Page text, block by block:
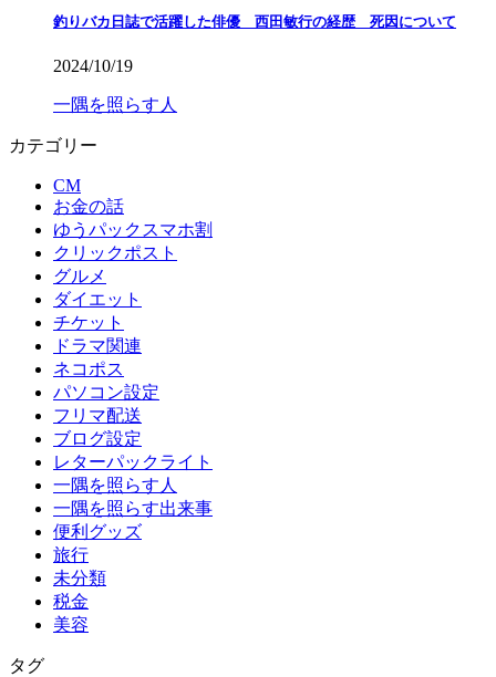
釣りバカ日誌で活躍した俳優 西田敏行の経歴 死因について
2024/10/19
一隅を照らす人
カテゴリー
CM
お金の話
ゆうパックスマホ割
クリックポスト
グルメ
ダイエット
チケット
ドラマ関連
ネコポス
パソコン設定
フリマ配送
ブログ設定
レターパックライト
一隅を照らす人
一隅を照らす出来事
便利グッズ
旅行
未分類
税金
美容
タグ